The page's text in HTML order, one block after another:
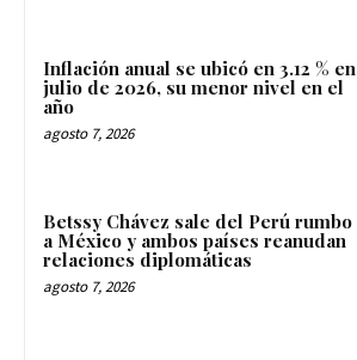
Inflación anual se ubicó en 3.12 % en
julio de 2026, su menor nivel en el
año
agosto 7, 2026
Betssy Chávez sale del Perú rumbo
a México y ambos países reanudan
relaciones diplomáticas
agosto 7, 2026